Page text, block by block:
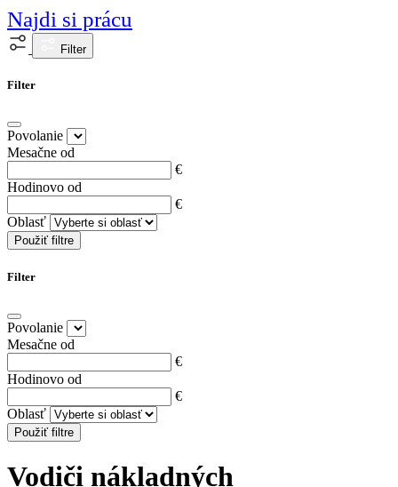
Najdi si prácu
Filter
Filter
Povolanie
Mesačne od
€
Hodinovo od
€
Oblasť
Použiť filtre
Filter
Povolanie
Mesačne od
€
Hodinovo od
€
Oblasť
Použiť filtre
Vodiči nákladných